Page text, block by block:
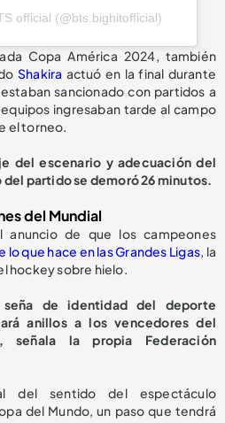
official (@bts.bighitofficial)
Copa América 2024, también
Shakira actuó en la final durante
sancionado con partidos a
ingresaban tarde al campo
el torneo.
del escenario y adecuación del
partido se demoró 26 minutos.
del Mundial
de que los campeones
lo que hace en las Grandes Ligas, la
hockey sobre hielo.
seña de identidad del deporte
anillos a los vencedores del
señala la propia Federación
del sentido del espectáculo
del Mundo, un paso que tendrá